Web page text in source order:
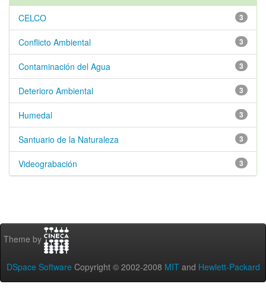
3
CELCO
3
Conflicto Ambiental
3
Contaminación del Agua
3
Deterioro Ambiental
3
Humedal
3
Santuario de la Naturaleza
3
Videograbación
Theme by
DSpace Software Copyright © 2002-2008 MIT and Hewlett-Packard